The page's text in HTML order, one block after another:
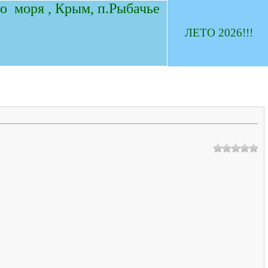
моря , Крым, п.Рыбачье
ЛЕТО 2026!!!